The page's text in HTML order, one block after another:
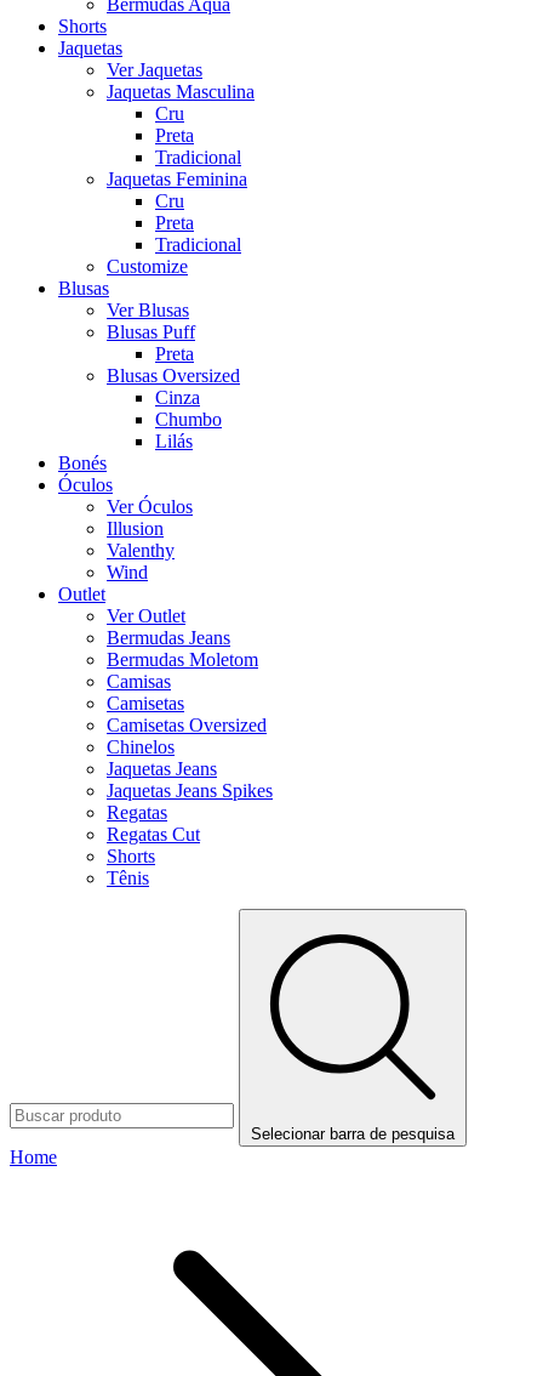
Bermudas Aqua
Shorts
Jaquetas
Ver Jaquetas
Jaquetas Masculina
Cru
Preta
Tradicional
Jaquetas Feminina
Cru
Preta
Tradicional
Customize
Blusas
Ver Blusas
Blusas Puff
Preta
Blusas Oversized
Cinza
Chumbo
Lilás
Bonés
Óculos
Ver Óculos
Illusion
Valenthy
Wind
Outlet
Ver Outlet
Bermudas Jeans
Bermudas Moletom
Camisas
Camisetas
Camisetas Oversized
Chinelos
Jaquetas Jeans
Jaquetas Jeans Spikes
Regatas
Regatas Cut
Shorts
Tênis
Selecionar barra de pesquisa
Home